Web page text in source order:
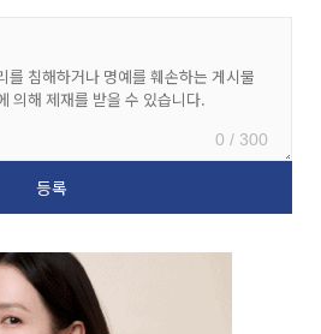
0 / 300